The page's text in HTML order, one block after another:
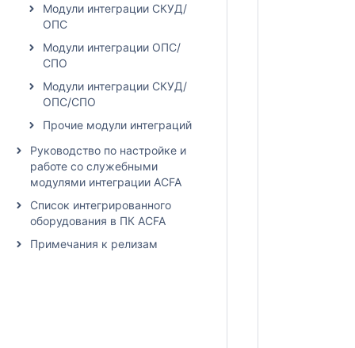
Модули интеграции СКУД/
ОПС
Модули интеграции ОПС/
СПО
Модули интеграции СКУД/
ОПС/СПО
Прочие модули интеграций
Руководство по настройке и
работе со служебными
модулями интеграции ACFA
Список интегрированного
оборудования в ПК ACFA
Примечания к релизам